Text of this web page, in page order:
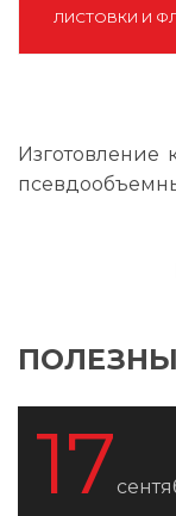
ЛИСТОВКИ И
Изготовление
17